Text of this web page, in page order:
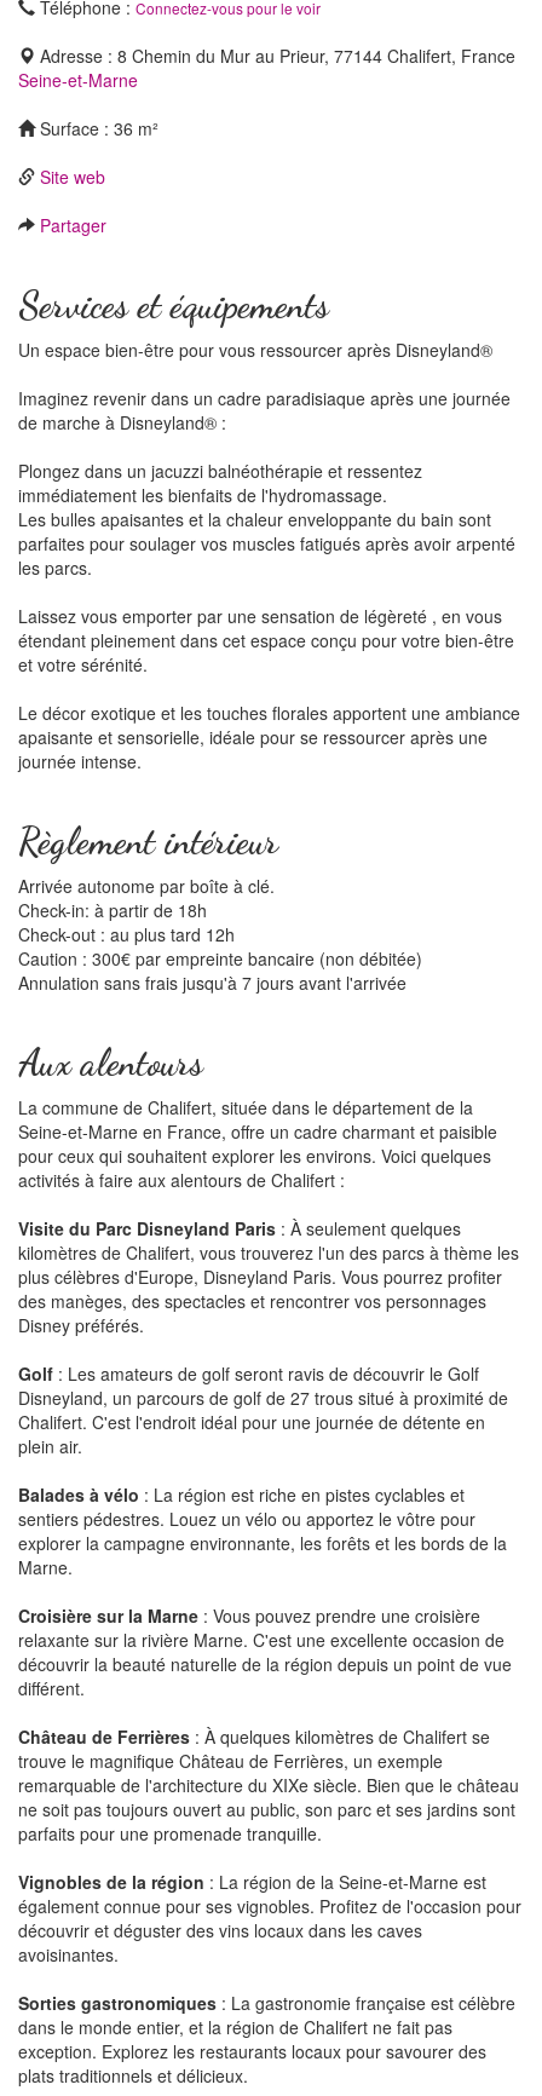
Téléphone : Connectez-vous pour le voir
Adresse : 8 Chemin du Mur au Prieur, 77144 Chalifert, France
Seine-et-Marne
Surface : 36 m²
Site web
Partager
Services et équipements
Un espace bien-être pour vous ressourcer après Disneyland®
Imaginez revenir dans un cadre paradisiaque après une journée
de marche à Disneyland® :
Plongez dans un jacuzzi balnéothérapie et ressentez
immédiatement les bienfaits de l'hydromassage.
Les bulles apaisantes et la chaleur enveloppante du bain sont
parfaites pour soulager vos muscles fatigués après avoir arpenté
les parcs.
Laissez vous emporter par une sensation de légèreté , en vous
étendant pleinement dans cet espace conçu pour votre bien-être
et votre sérénité.
Le décor exotique et les touches florales apportent une ambiance
apaisante et sensorielle, idéale pour se ressourcer après une
journée intense.
Règlement intérieur
Arrivée autonome par boîte à clé.
Check-in: à partir de 18h
Check-out : au plus tard 12h
Caution : 300€ par empreinte bancaire (non débitée)
Annulation sans frais jusqu'à 7 jours avant l'arrivée
Aux alentours
La commune de Chalifert, située dans le département de la
Seine-et-Marne en France, offre un cadre charmant et paisible
pour ceux qui souhaitent explorer les environs. Voici quelques
activités à faire aux alentours de Chalifert :
Visite du Parc Disneyland Paris : À seulement quelques
kilomètres de Chalifert, vous trouverez l'un des parcs à thème les
plus célèbres d'Europe, Disneyland Paris. Vous pourrez profiter
des manèges, des spectacles et rencontrer vos personnages
Disney préférés.
Golf : Les amateurs de golf seront ravis de découvrir le Golf
Disneyland, un parcours de golf de 27 trous situé à proximité de
Chalifert. C'est l'endroit idéal pour une journée de détente en
plein air.
Balades à vélo : La région est riche en pistes cyclables et
sentiers pédestres. Louez un vélo ou apportez le vôtre pour
explorer la campagne environnante, les forêts et les bords de la
Marne.
Croisière sur la Marne : Vous pouvez prendre une croisière
relaxante sur la rivière Marne. C'est une excellente occasion de
découvrir la beauté naturelle de la région depuis un point de vue
différent.
Château de Ferrières : À quelques kilomètres de Chalifert se
trouve le magnifique Château de Ferrières, un exemple
remarquable de l'architecture du XIXe siècle. Bien que le château
ne soit pas toujours ouvert au public, son parc et ses jardins sont
parfaits pour une promenade tranquille.
Vignobles de la région : La région de la Seine-et-Marne est
également connue pour ses vignobles. Profitez de l'occasion pour
découvrir et déguster des vins locaux dans les caves
avoisinantes.
Sorties gastronomiques : La gastronomie française est célèbre
dans le monde entier, et la région de Chalifert ne fait pas
exception. Explorez les restaurants locaux pour savourer des
plats traditionnels et délicieux.